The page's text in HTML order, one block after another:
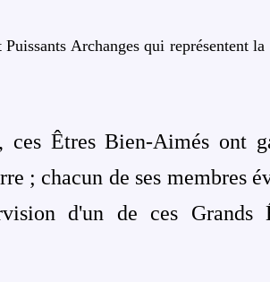
Archanges qui représentent la
ces Êtres Bien-Aimés ont
; chacun de ses membres
d'un de ces Grands